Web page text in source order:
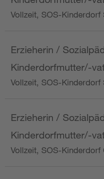
Vollzeit, SOS-Kinderdorf
Erzieherin /
Kinderdorfmutter/-
Vollzeit, SOS-Kinderdorf
Erzieherin /
Kinderdorfmutter/-
Vollzeit, SOS-Kinderdorf